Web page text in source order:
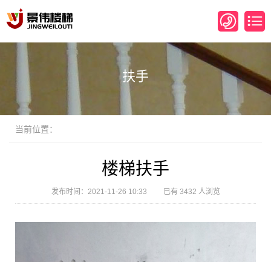
扶手
当前位置：
楼梯扶手
发布时间：2021-11-26 10:33 已有 3432 人浏览